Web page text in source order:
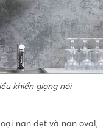
khiển giọng nói
nan dẹt và nan oval,